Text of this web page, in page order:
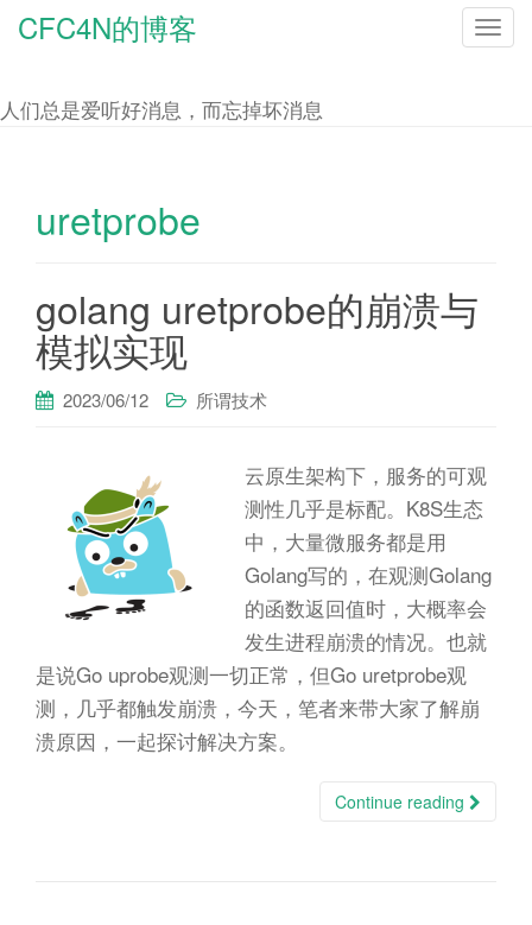
T
CFC4N的博客
人们总是爱听好消息，而忘掉坏消息
uretprobe
golang uretprobe的崩溃与
模拟实现
2023/06/12 所谓技术
云原生架构下，服务的可观
测性几乎是标配。K8S生态
中，大量微服务都是用
Golang写的，在观测Golang
的函数返回值时，大概率会
发生进程崩溃的情况。也就
是说Go uprobe观测一切正常，但Go uretprobe观
测，几乎都触发崩溃，今天，笔者来带大家了解崩
溃原因，一起探讨解决方案。
Continue reading